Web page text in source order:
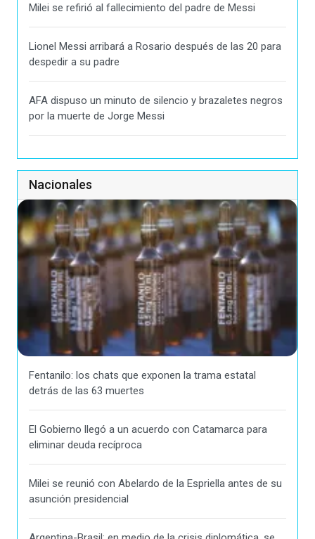
Milei se refirió al fallecimiento del padre de Messi
Lionel Messi arribará a Rosario después de las 20 para
despedir a su padre
AFA dispuso un minuto de silencio y brazaletes negros
por la muerte de Jorge Messi
Nacionales
Fentanilo: los chats que exponen la trama estatal
detrás de las 63 muertes
El Gobierno llegó a un acuerdo con Catamarca para
eliminar deuda recíproca
Milei se reunió con Abelardo de la Espriella antes de su
asunción presidencial